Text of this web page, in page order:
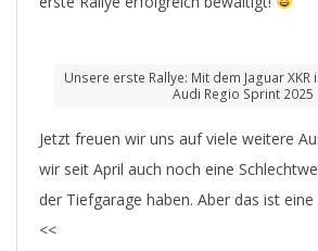
Unsere erste Rallye: Mit dem Jaguar
Audi Regio Sprint 2025
Jetzt freuen wir uns auf viele weitere
wir seit April auch noch eine
der Tiefgarage haben. Aber das ist
<<